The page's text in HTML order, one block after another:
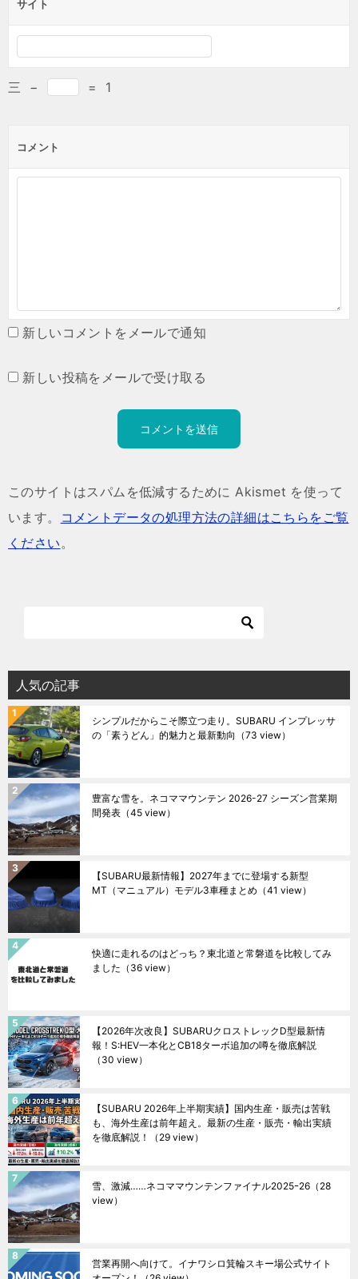
サイト
三 − = 1
コメント
新しいコメントをメールで通知
新しい投稿をメールで受け取る
このサイトはスパムを低減するために Akismet を使って
います。
コメントデータの処理方法の詳細はこちらをご覧
ください。
人気の記事
シンプルだからこそ際立つ走り。SUBARU インプレッサ
の「素うどん」的魅力と最新動向 （73 view）
豊富な雪を。ネコママウンテン 2026-27 シーズン営業期
間発表 （45 view）
【SUBARU最新情報】2027年までに登場する新型
MT（マニュアル）モデル3車種まとめ （41 view）
快適に走れるのはどっち？東北道と常磐道を比較してみ
ました （36 view）
【2026年次改良】SUBARUクロストレックD型最新情
報！S:HEV一本化とCB18ターボ追加の噂を徹底解説
（30 view）
【SUBARU 2026年上半期実績】国内生産・販売は苦戦
も、海外生産は前年超え。最新の生産・販売・輸出実績
を徹底解説！
（29 view）
雪、激減……ネコママウンテンファイナル2025ｰ26 （28
view）
営業再開へ向けて。イナワシロ箕輪スキー場公式サイト